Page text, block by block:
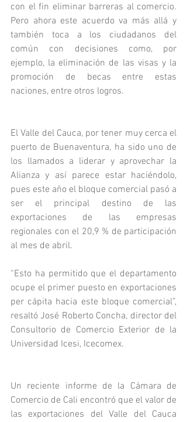
con el fin eliminar barreras al comercio.
Pero ahora este acuerdo va más allá y
también toca a los ciudadanos del
común con decisiones como, por
ejemplo, la eliminación de las visas y la
promoción de becas entre estas
naciones, entre otros logros.
El Valle del Cauca, por tener muy cerca el
puerto de Buenaventura, ha sido uno de
los llamados a liderar y aprovechar la
Alianza y así parece estar haciéndolo,
pues este año el bloque comercial pasó a
ser el principal destino de las
exportaciones de las empresas
regionales con el 20,9 % de participación
al mes de abril.
“Esto ha permitido que el departamento
ocupe el primer puesto en exportaciones
per cápita hacia este bloque comercial”,
resaltó José Roberto Concha, director del
Consultorio de Comercio Exterior de la
Universidad Icesi, Icecomex.
Un reciente informe de la Cámara de
Comercio de Cali encontró que el valor de
las exportaciones del Valle del Cauca